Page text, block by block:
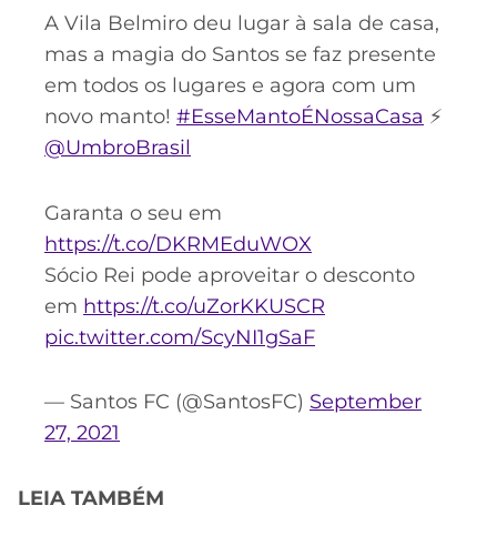
A Vila Belmiro deu lugar à sala de casa,
mas a magia do Santos se faz presente
em todos os lugares e agora com um
novo manto! #EsseMantoÉNossaCasa ⚡
@UmbroBrasil
Garanta o seu em
https://t.co/DKRMEduWOX
Sócio Rei pode aproveitar o desconto
em https://t.co/uZorKKUSCR
pic.twitter.com/ScyNI1gSaF
— Santos FC (@SantosFC) September
27, 2021
LEIA TAMBÉM